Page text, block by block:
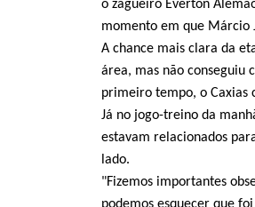
o zagueiro Everton
momento em que Márcio
A chance mais clara da
área, mas não conseguiu
primeiro tempo, o Caxias
Já no jogo-treino da
estavam relacionados
lado.
"Fizemos importantes